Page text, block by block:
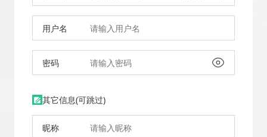
用户名
密码
其它信息(可跳过)
昵称